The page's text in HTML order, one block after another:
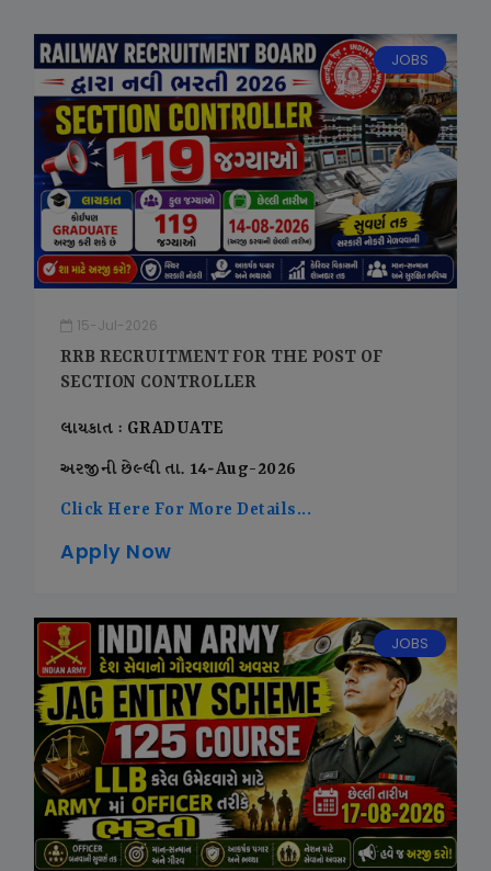
JOBS
15-Jul-2026
RRB RECRUITMENT FOR THE POST OF
SECTION CONTROLLER
લાયકાત : GRADUATE
અરજીની છેલ્લી તા. 14-Aug-2026
Click Here For More Details...
Apply Now
JOBS